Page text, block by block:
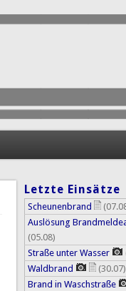
Letzte Einsätze
Scheunenbrand
Auslösung
(05.08)
Straße unter Wasser
Waldbrand
(30.07)
Brand in Waschstraße